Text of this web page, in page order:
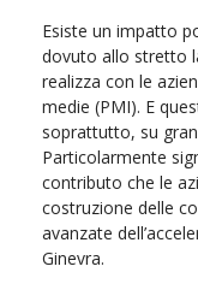
Esiste un impatto
dovuto allo stretto
realizza con le
medie (PMI). E
soprattutto, su
Particolarmente
contributo che le
costruzione delle
avanzate
Ginevra.